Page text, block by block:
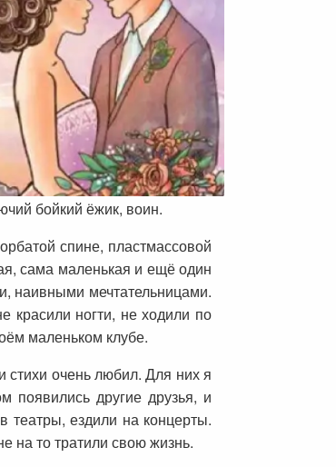
бойкий ёжик, воин.
спине, пластмассовой
сама маленькая и ещё один
наивными мечтательницами.
красили ногти, не ходили по
маленьком клубе.
стихи очень любил. Для них я
появились другие друзья, и
театры, ездили на концерты.
на то тратили свою жизнь.